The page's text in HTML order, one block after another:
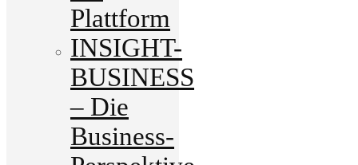
Plattform
INSIGHT-
BUSINESS
– Die
Business-